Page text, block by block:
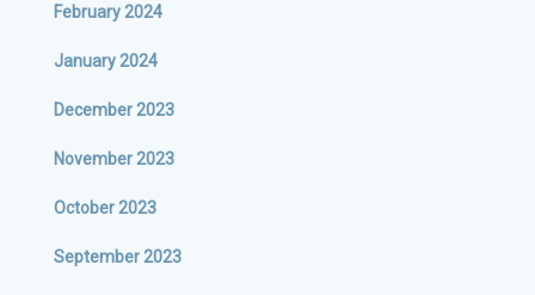
February 2024
January 2024
December 2023
November 2023
October 2023
September 2023